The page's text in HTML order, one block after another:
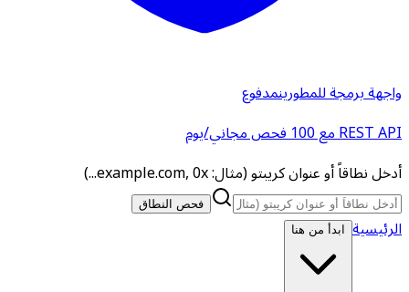
واجهة برمجة للمطورينمدفوع
REST API مع 100 فحص مجاني/يوم
أدخل نطاقاً أو عنوان كريبتو (مثال: example.com, 0x...)
فحص النطاق
الرئيسية ابدأ من هنا